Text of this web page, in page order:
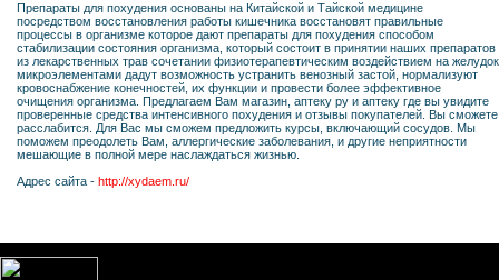
Препараты для похудения основаны на Китайской и Тайской медицине
посредством восстановления работы кишечника восстановят правильные
процессы в организме которое дают препараты для похудения способом
стабилизации состояния организма, который состоит в принятии наших препаратов
из лекарственных трав сочетании физиотерапевтическим воздействием на желудок
микроэлементами дадут возможность устранить венозный застой, нормализуют
кровоснабжение конечностей, их функции и провести более эффективное
очищения организма. Предлагаем Вам магазин, аптеку ру и аптеку где вы увидите
проверенные средства интенсивного похудения и отзывы покупателей. Вы сможете
расслабится. Для Вас мы сможем предложить курсы, включающий сосудов. Мы
поможем преодолеть Вам, аллергические заболевания, и другие неприятности
мешающие в полной мере наслаждаться жизнью.
Адрес сайта - http://xydaem.ru/